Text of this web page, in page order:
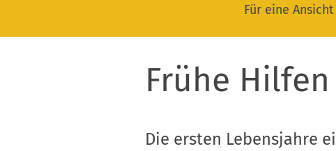
Für eine
Frühe Hilfen
Die ersten Lebensjahre